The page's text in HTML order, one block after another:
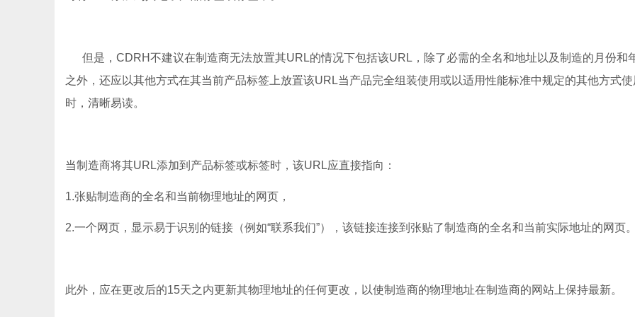
但是，CDRH不建议在制造商无法放置其URL的情况下包括该URL，除了必需的全名和地址以及制造的月份和
之外，还应以其他方式在其当前产品标签上放置该URL当产品完全组装使用或以适用性能标准中规定的其他方式使
时，清晰易读。
当制造商将其URL添加到产品标签或标签时，该URL应直接指向：
1.张贴制造商的全名和当前物理地址的网页，
2.一个网页，显示易于识别的链接（例如“联系我们”），该链接连接到张贴了制造商的全名和当前实际地址的网页。
此外，应在更改后的15天之内更新其物理地址的任何更改，以使制造商的物理地址在制造商的网站上保持最新。